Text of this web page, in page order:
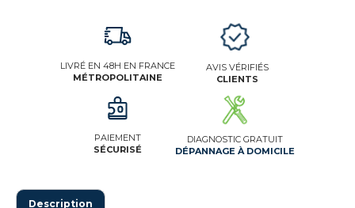
LIVRÉ EN 48H EN FRANCE
MÉTROPOLITAINE
PAIEMENT
SÉCURISÉ
AVIS VÉRIFIÉS
CLIENTS
DIAGNOSTIC GRATUIT
DÉPANNAGE À DOMICILE
Description